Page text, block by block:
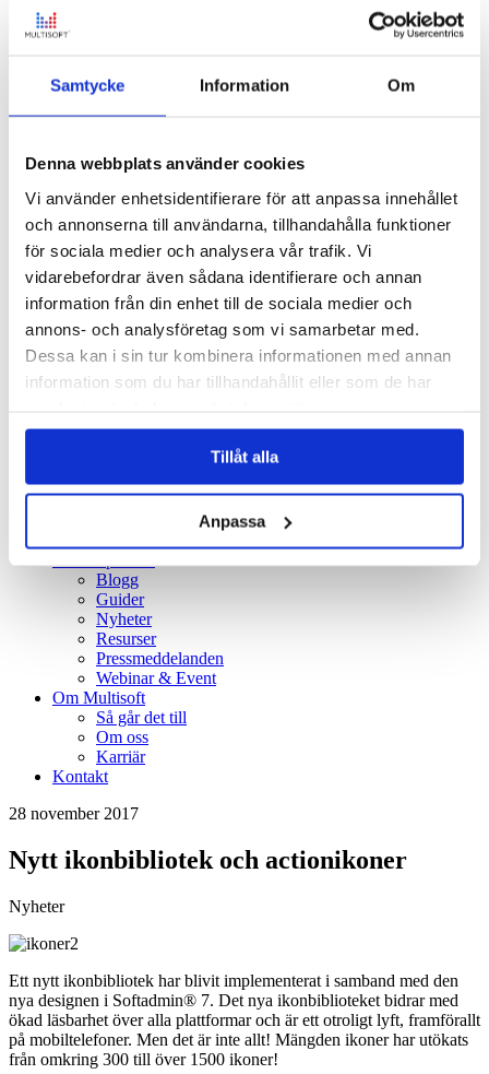
Samtycke Information Om
Denna webbplats använder cookies
Vi använder enhetsidentifierare för att anpassa innehållet
och annonserna till användarna, tillhandahålla funktioner
för sociala medier och analysera vår trafik. Vi
vidarebefordrar även sådana identifierare och annan
information från din enhet till de sociala medier och
annons- och analysföretag som vi samarbetar med.
Dessa kan i sin tur kombinera informationen med annan
information som du har tillhandahållit eller som de har
Läs vårIntegritetspolicy
CookiesTillåt alla
Anpassa
KYC-system
Orderhantering
Projekthantering
Resursplanering
Verksamhetssystem
Ärendehanteringssystem
Workbuster
Branscher
Bank, finans & försäkring
Begagnade fordon & maskiner
Coaching, bemanning och rekrytering
Energi & el-handel
Tillverkningsindustri
Vård och omsorg
Plattform
Blogg
Guider
Nyheter
Resurser
Pressmeddelanden
Webinar & Event
Om Multisoft
Så går det till
Om oss
Karriär
Kontakt
28 november 2017
Nytt ikonbibliotek och actionikoner
Nyheter
Ett nytt ikonbibliotek har blivit implementerat i samband med den
nya designen i Softadmin® 7. Det nya ikonbiblioteket bidrar med
ökad läsbarhet över alla plattformar och är ett otroligt lyft, framförallt
på mobiltelefoner. Men det är inte allt! Mängden ikoner har utökats
från omkring 300 till över 1500 ikoner!